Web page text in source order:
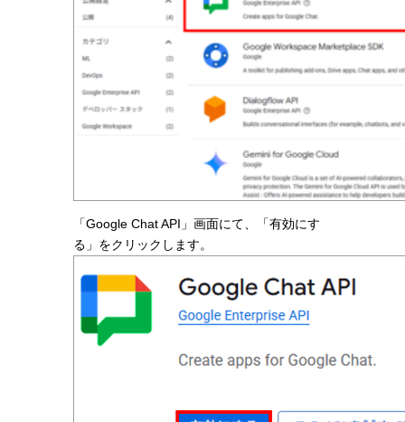
「Google Chat API」画面にて、「有効にす
る」をクリックします。